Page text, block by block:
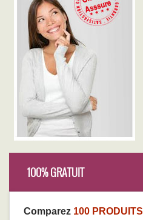
100% GRATUIT
Comparez 100 PRODUITS